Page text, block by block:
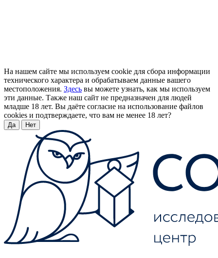
На нашем сайте мы используем cookie для сбора информации
технического характера и обрабатываем данные вашего
местоположения. Здесь вы можете узнать, как мы используем
эти данные. Также наш сайт не предназначен для людей
младше 18 лет. Вы даёте согласие на использование файлов
cookies и подтверждаете, что вам не менее 18 лет?
Да Нет